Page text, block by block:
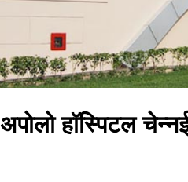
अपोलो हॉस्पिटल